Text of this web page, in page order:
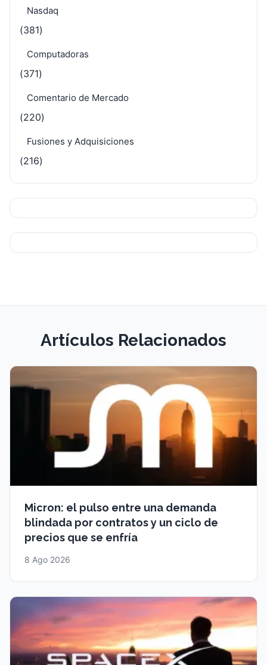
Nasdaq
(381)
Computadoras
(371)
Comentario de Mercado
(220)
Fusiones y Adquisiciones
(216)
Artículos Relacionados
Micron: el pulso entre una demanda
blindada por contratos y un ciclo de
precios que se enfría
8 Ago 2026